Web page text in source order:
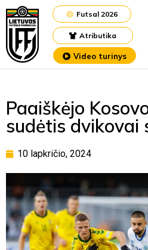
Atributika
Futsal 2026
Video turinys
Paaiškėjo
sudėtis dvikovai
10 lapkričio, 2024